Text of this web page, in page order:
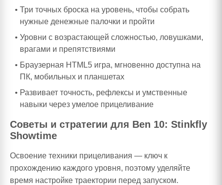
Три точных броска на уровень, чтобы собрать
нужные денежные палочки и пройти
Уровни с возрастающей сложностью, ловушками,
врагами и препятствиями
Браузерная HTML5 игра, мгновенно доступна на
ПК, мобильных и планшетах
Развивает точность, рефлексы и умственные
навыки через умелое прицеливание
Советы и стратегии для Ben 10: Stinkfly
Showtime
Освоение техники прицеливания — ключ к
прохождению каждого уровня, поэтому уделяйте
время настройке траектории перед запуском.